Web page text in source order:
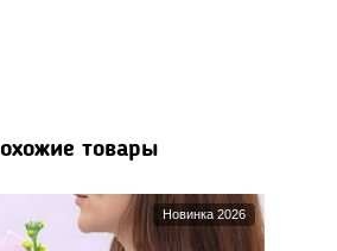
товары
Новинка 2026